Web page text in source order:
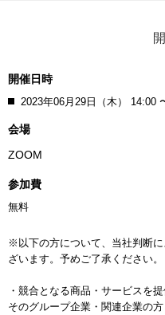
開催日時
2023年06月29日（木） 14:00
会場
ZOOM
参加費
無料
※以下の方について、当社判断
ざいます。予めご了承ください。
・競合となる商品・サービスを
そのグループ企業・関連企業の方